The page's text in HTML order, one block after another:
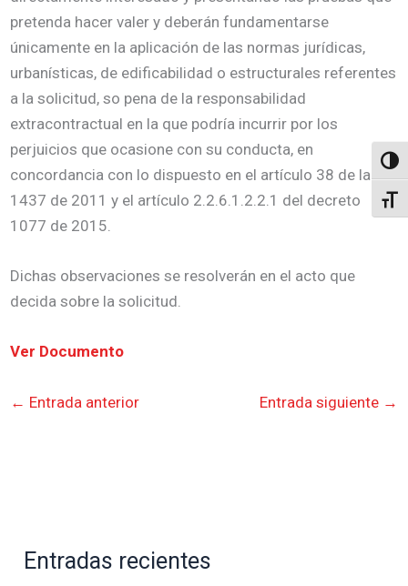
pretenda hacer valer y deberán fundamentarse
únicamente en la aplicación de las normas jurídicas,
urbanísticas, de edificabilidad o estructurales referentes
a la solicitud, so pena de la responsabilidad
extracontractual en la que podría incurrir por los
perjuicios que ocasione con su conducta, en
concordancia con lo dispuesto en el artículo 38 de la ley
1437 de 2011 y el artículo 2.2.6.1.2.2.1 del decreto
1077 de 2015.
Dichas observaciones se resolverán en el acto que
decida sobre la solicitud.
Ver Documento
← Entrada anterior Entrada siguiente →
Entradas recientes